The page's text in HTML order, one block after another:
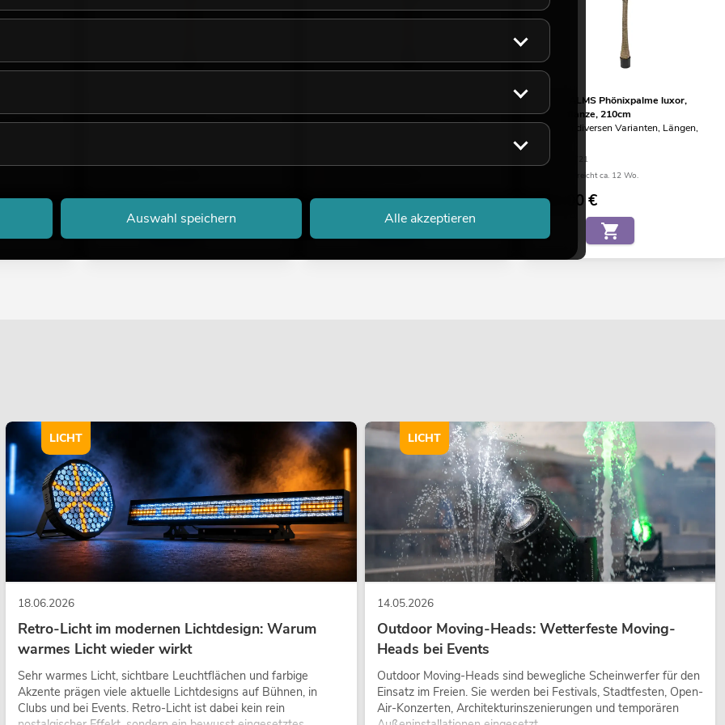
deluxe,
Kunstpflanze, 250cm
349,00€
Kunstpflanze, 300cm
499,00€
EUROPALMS Phönixpalme luxor,
Kunstpflanze, 210cm
Artikel in diversen Varianten, Längen,
No. 82510721
Bestand reicht ca. 12 Wo.
189,00 €
18.06.2026
Retro-Licht im modernen Lichtdesign: Warum
warmes Licht wieder wirkt
Sehr warmes Licht, sichtbare Leuchtflächen und farbige
Akzente prägen viele aktuelle Lichtdesigns auf Bühnen, in
Clubs und bei Events. Retro-Licht ist dabei kein rein
LICHT
14.05.2026
Outdoor Moving-Heads: Wetterfeste Moving-
Heads bei Events
Outdoor Moving-Heads sind bewegliche Scheinwerfer für den
Einsatz im Freien. Sie werden bei Festivals, Stadtfesten, Open-
Air-Konzerten, Architekturinszenierungen und temporären
LICHT
Auswahl speichern Alle akzeptieren